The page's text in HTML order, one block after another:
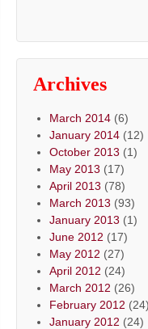
Archives
March 2014 (6)
January 2014 (12)
October 2013 (1)
May 2013 (17)
April 2013 (78)
March 2013 (93)
January 2013 (1)
June 2012 (17)
May 2012 (27)
April 2012 (24)
March 2012 (26)
February 2012 (24)
January 2012 (24)